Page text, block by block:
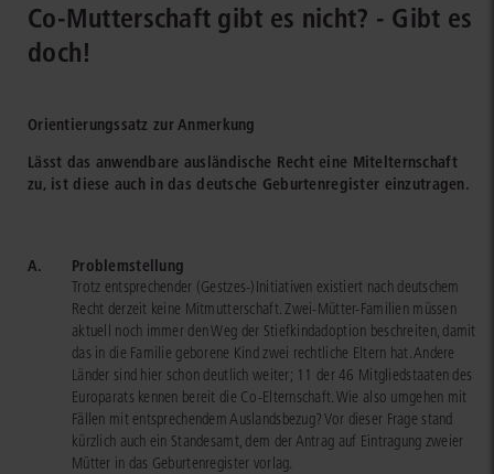
Co-Mutterschaft gibt es nicht? - Gibt es
doch!
Orientierungssatz zur Anmerkung
Lässt das anwendbare ausländische Recht eine Mitelternschaft
zu, ist diese auch in das deutsche Geburtenregister einzutragen.
A. Problemstellung
Trotz entsprechender (Gestzes-)Initiativen existiert nach deutschem
Recht derzeit keine Mitmutterschaft. Zwei-Mütter-Familien müssen
aktuell noch immer den Weg der Stiefkindadoption beschreiten, damit
das in die Familie geborene Kind zwei rechtliche Eltern hat. Andere
Länder sind hier schon deutlich weiter; 11 der 46 Mitgliedstaaten des
Europarats kennen bereit die Co-Elternschaft. Wie also umgehen mit
Fällen mit entsprechendem Auslandsbezug? Vor dieser Frage stand
kürzlich auch ein Standesamt, dem der Antrag auf Eintragung zweier
Mütter in das Geburtenregister vorlag.